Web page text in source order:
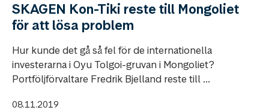
SKAGEN Kon-Tiki reste till Mongoliet
för att lösa problem
Hur kunde det gå så fel för de internationella
investerarna i Oyu Tolgoi-gruvan i Mongoliet?
Portföljförvaltare Fredrik Bjelland reste till ...
08.11.2019